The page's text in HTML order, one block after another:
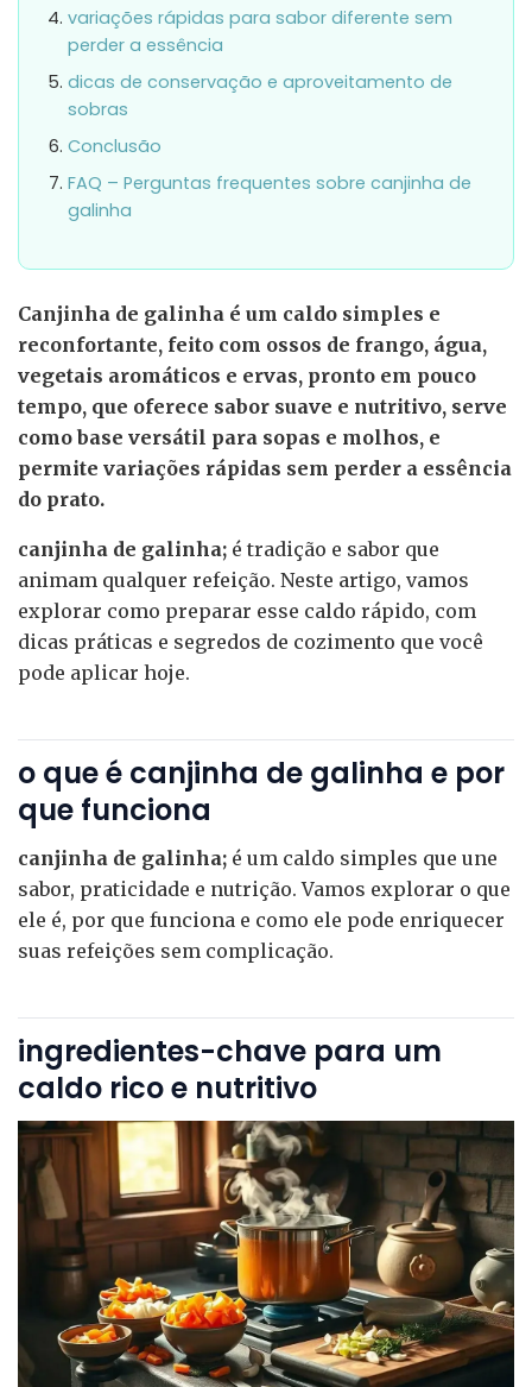
variações rápidas para sabor diferente sem
perder a essência
dicas de conservação e aproveitamento de
sobras
Conclusão
FAQ – Perguntas frequentes sobre canjinha de
galinha
Canjinha de galinha é um caldo simples e
reconfortante, feito com ossos de frango, água,
vegetais aromáticos e ervas, pronto em pouco
tempo, que oferece sabor suave e nutritivo, serve
como base versátil para sopas e molhos, e
permite variações rápidas sem perder a essência
do prato.
canjinha de galinha; é tradição e sabor que
animam qualquer refeição. Neste artigo, vamos
explorar como preparar esse caldo rápido, com
dicas práticas e segredos de cozimento que você
pode aplicar hoje.
o que é canjinha de galinha e por
que funciona
canjinha de galinha; é um caldo simples que une
sabor, praticidade e nutrição. Vamos explorar o que
ele é, por que funciona e como ele pode enriquecer
suas refeições sem complicação.
ingredientes-chave para um
caldo rico e nutritivo